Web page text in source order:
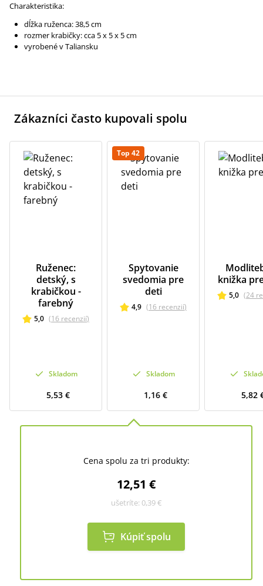
Charakteristika:
dĺžka ruženca: 38,5 cm
rozmer krabičky: cca 5 x 5 x 5 cm
vyrobené v Taliansku
Zákazníci často kupovali spolu
Ruženec:
detský, s
krabičkou -
farebný
5,0 (16 recenzií)
Skladom
5,53 €
Top 42
Spytovanie
svedomia pre
deti
4,9 (16 recenzií)
Skladom
1,16 €
knižka
5,0 (24
5,82
Cena spolu za tri produkty:
12,51 €
ušetríte: 0,39 €
Kúpiť spolu